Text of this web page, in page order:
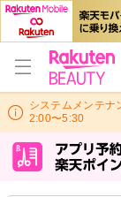
システムメンテ
2:00〜5:30